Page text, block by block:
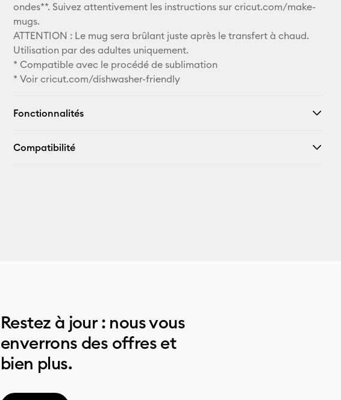
ondes**. Suivez attentivement les instructions sur cricut.com/make-
mugs.
ATTENTION : Le mug sera brûlant juste après le transfert à chaud.
Utilisation par des adultes uniquement.
* Compatible avec le procédé de sublimation
* Voir cricut.com/dishwasher-friendly
Fonctionnalités
Compatibilité
Restez à jour : nous vous
enverrons des offres et
bien plus.